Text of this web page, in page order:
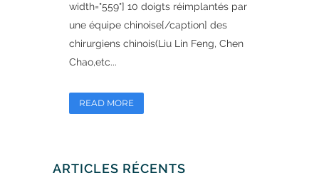
width="559"] 10 doigts réimplantés par
une équipe chinoise[/caption] des
chirurgiens chinois(Liu Lin Feng, Chen
Chao,etc...
READ MORE
ARTICLES RÉCENTS